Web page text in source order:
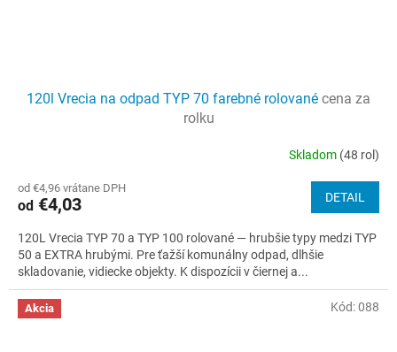
120l Vrecia na odpad TYP 70 farebné rolované cena za
rolku
produktu
je
z
5
hviezdičiek.
Skladom (48 rol)
od €4,96 vrátane DPH
od €4,03 DETAIL
120L Vrecia TYP 70 a TYP 100 rolované — hrubšie typy medzi TYP
50 a EXTRA hrubými. Pre ťažší komunálny odpad, dlhšie
skladovanie, vidiecke objekty. K dispozícii v čiernej a...
Akcia Kód:088